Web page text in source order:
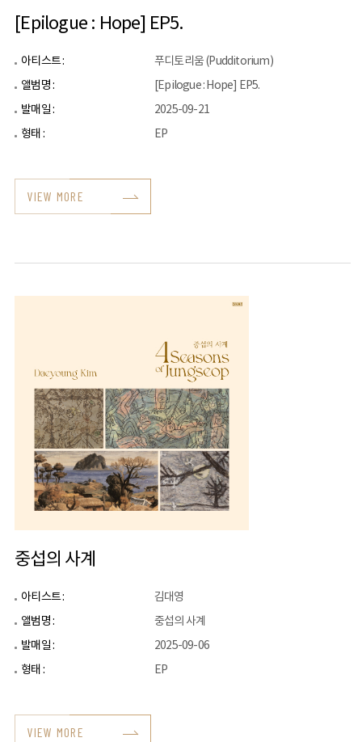
[Epilogue : Hope] EP5.
아티스트 :
푸디토리움 (Pudditorium)
앨범명 :
[Epilogue : Hope] EP5.
발매일 :
2025-09-21
형태 :
EP
VIEW MORE
중섭의 사계
아티스트 :
김대영
앨범명 :
중섭의 사계
발매일 :
2025-09-06
형태 :
EP
VIEW MORE